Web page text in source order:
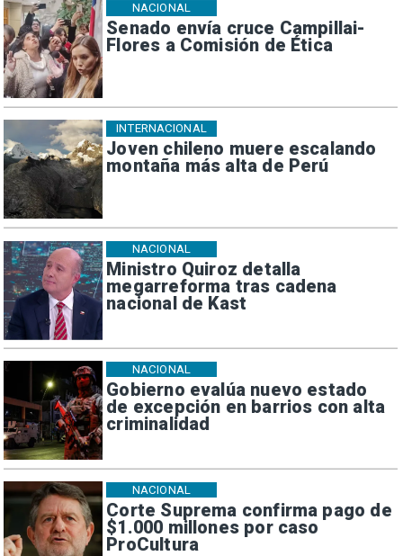
Senado envía cruce Campillai-
Flores a Comisión de Ética
NACIONAL
Joven chileno muere escalando
montaña más alta de Perú
INTERNACIONAL
Ministro Quiroz detalla
megarreforma tras cadena
nacional de Kast
NACIONAL
Gobierno evalúa nuevo estado
de excepción en barrios con alta
criminalidad
NACIONAL
Corte Suprema confirma pago de
$1.000 millones por caso
ProCultura
NACIONAL